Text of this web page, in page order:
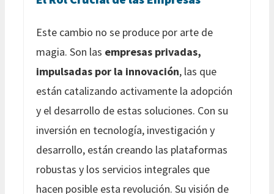
Este cambio no se produce por arte de
magia. Son las empresas privadas,
impulsadas por la innovación, las que
están catalizando activamente la adopción
y el desarrollo de estas soluciones. Con su
inversión en tecnología, investigación y
desarrollo, están creando las plataformas
robustas y los servicios integrales que
hacen posible esta revolución. Su visión de